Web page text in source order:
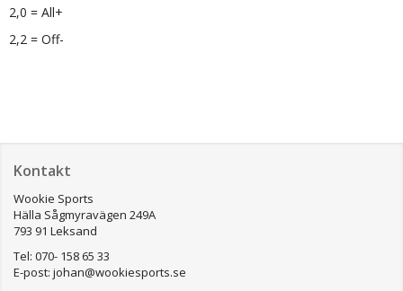
2,0 = All+
2,2 = Off-
Kontakt
Wookie Sports
Hälla Sågmyravägen 249A
793 91 Leksand
Tel: 070- 158 65 33
E-post: johan@wookiesports.se